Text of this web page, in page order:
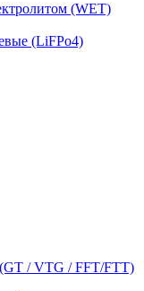
(WET)
(LiFPo4)
/ VTG / FFT/FTT)